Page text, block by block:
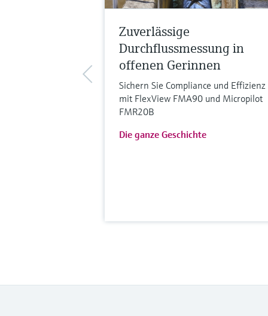
Zuverlässige
Durchflussmessung in
offenen Gerinnen
Sichern Sie Compliance und Effizienz
mit FlexView FMA90 und Micropilot
FMR20B
Die ganze Geschichte